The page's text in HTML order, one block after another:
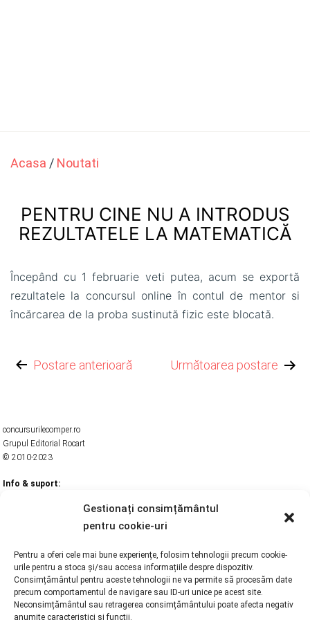
Gestionați consimțământul
pentru cookie-uri
Pentru a oferi cele mai bune experiențe, folosim tehnologii precum cookie-
urile pentru a stoca și/sau accesa informațiile despre dispozitiv.
Consimțământul pentru aceste tehnologii ne va permite să procesăm date
precum comportamentul de navigare sau ID-uri unice pe acest site.
Neconsimțământul sau retragerea consimțământului poate afecta negativ
anumite caracteristici și funcții.
Acasa / Noutati
PENTRU CINE NU A INTRODUS
REZULTATELE LA MATEMATICĂ
Începând cu 1 februarie veti putea, acum se exportă
rezultatele la concursul online în contul de mentor si
încărcarea de la proba sustinută fizic este blocată.
Navigare
articole
Postare anterioară Următoarea postare
concursurilecomper.ro
Grupul Editorial Rocart
© 2010-2023
Info & suport:
Contact
Link-uri utile:
Editura COMPER
Editura Rocart
Fundația pentru Educație, Științe și Arte